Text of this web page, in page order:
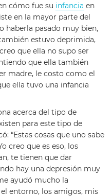
cómo fue su infancia en
en la mayor parte del
haberla pasado muy bien,
estuvo deprimida,
que ella no supo ser
que ella también
madre, le costo como el
ella tuvo una infancia
acerca del tipo de
para este tipo de
“Estas cosas que uno sabe
creo que es eso, los
te tienen que dar
hay una depresión muy
ayudó mucho la
entorno, los amigos, mis